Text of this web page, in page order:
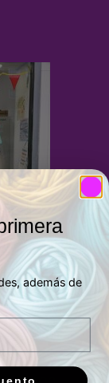
Local 1,
-Ver
además de